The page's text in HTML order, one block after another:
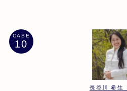
CASE
長谷川 希生